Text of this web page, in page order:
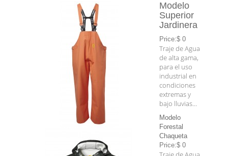
Modelo
Superior
Jardinera
Price:$ 0
Traje de Agua
de alta gama,
para el uso
industrial en
condiciones
extremas y
bajo lluvias...
Modelo
Forestal
Chaqueta
Price:$ 0